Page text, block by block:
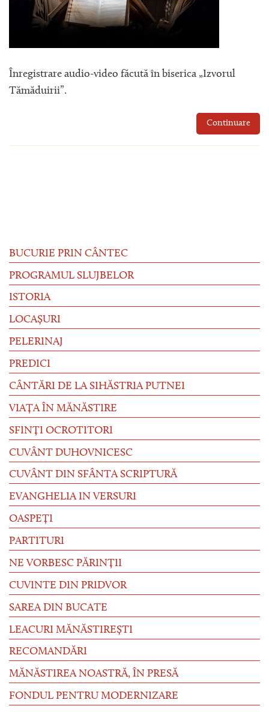
Înregistrare audio-video făcută în biserica „Izvorul
Tămăduirii”.
Continuare
BUCURIE PRIN CÂNTEC
PROGRAMUL SLUJBELOR
ISTORIA
LOCAȘURI
PELERINAJ
PREDICI
CÂNTĂRI DE LA SIHĂSTRIA PUTNEI
VIAȚA ÎN MĂNĂSTIRE
SFINȚI OCROTITORI
CUVÂNT DUHOVNICESC
CUVÂNT DIN SFÂNTA SCRIPTURĂ
EVANGHELIA IN VERSURI
OASPEȚI
PARTITURI
NE VORBESC PĂRINȚII
CUVINTE DIN PRIDVOR
SAREA DIN BUCATE
LEACURI MĂNĂSTIREȘTI
RECOMANDĂRI
MĂNĂSTIREA NOASTRĂ, ÎN PRESĂ
FONDUL PENTRU MODERNIZARE